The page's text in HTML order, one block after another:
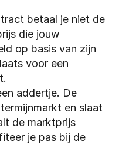
betaal je niet de
die jouw
op basis van zijn
voor een
addertje. De
en slaat
de marktprijs
je pas bij de